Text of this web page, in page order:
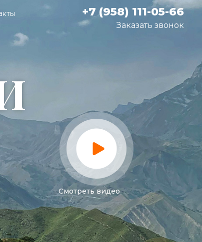
+7 (958) 111-05-66
Заказать звонок
Смотреть видео